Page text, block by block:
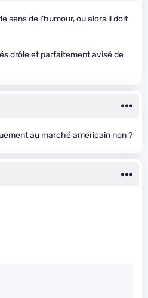
sens de l’humour, ou alors il doit
drôle et parfaitement avisé de
au marché americain non ?